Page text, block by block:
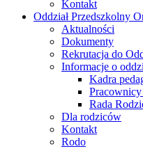
Kontakt
Oddział Przedszkolny
Aktualności
Dokumenty
Rekrutacja do
Informacje o
Kadra
Pracownicy
Rada
Dla rodziców
Kontakt
Rodo